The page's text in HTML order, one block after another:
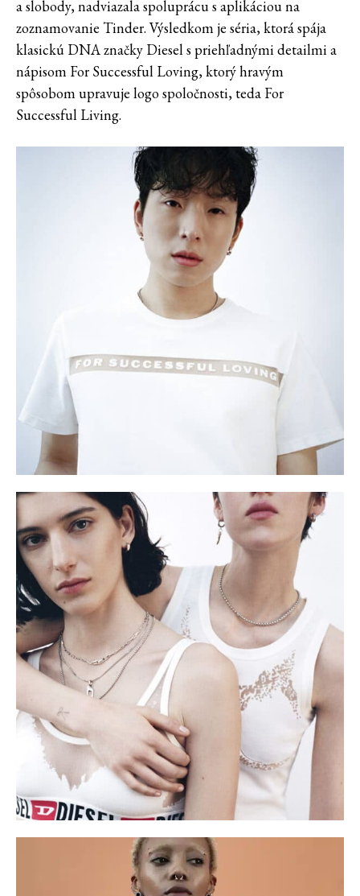
a slobody, nadviazala spoluprácu s aplikáciou na
zoznamovanie Tinder. Výsledkom je séria, ktorá spája
klasickú DNA značky Diesel s priehľadnými detailmi a
nápisom For Successful Loving, ktorý hravým
spôsobom upravuje logo spoločnosti, teda For
Successful Living.